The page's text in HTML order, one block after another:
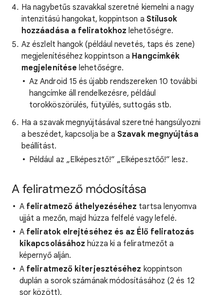
Ha nagybetűs szavakkal szeretné kiemelni a nagy
intenzitású hangokat, koppintson a Stílusok
hozzáadása a feliratokhoz lehetőségre.
Az észlelt hangok (például nevetés, taps és zene)
megjelenítéséhez koppintson a Hangcímkék
megjelenítése lehetőségre.
Az Android 15 és újabb rendszereken 10 további
hangcímke áll rendelkezésre, például
torokköszörülés, fütyülés, suttogás stb.
Ha a szavak megnyújtásával szeretné hangsúlyozni
a beszédet, kapcsolja be aSzavak megnyújtása
beállítást.
Például az „Elképesztő!” „Elképesztőő!” lesz.
A feliratmező módosítása
A feliratmező áthelyezéséhez tartsa lenyomva
ujját a mezőn, majd húzza felfelé vagy lefelé.
A feliratok elrejtéséhez és az Élő feliratozás
kikapcsolásához húzza ki a feliratmezőt a
képernyő alján.
A feliratmező kiterjesztéséhez koppintson
duplán a sorok számának módosításához (2 és 12
sor között).